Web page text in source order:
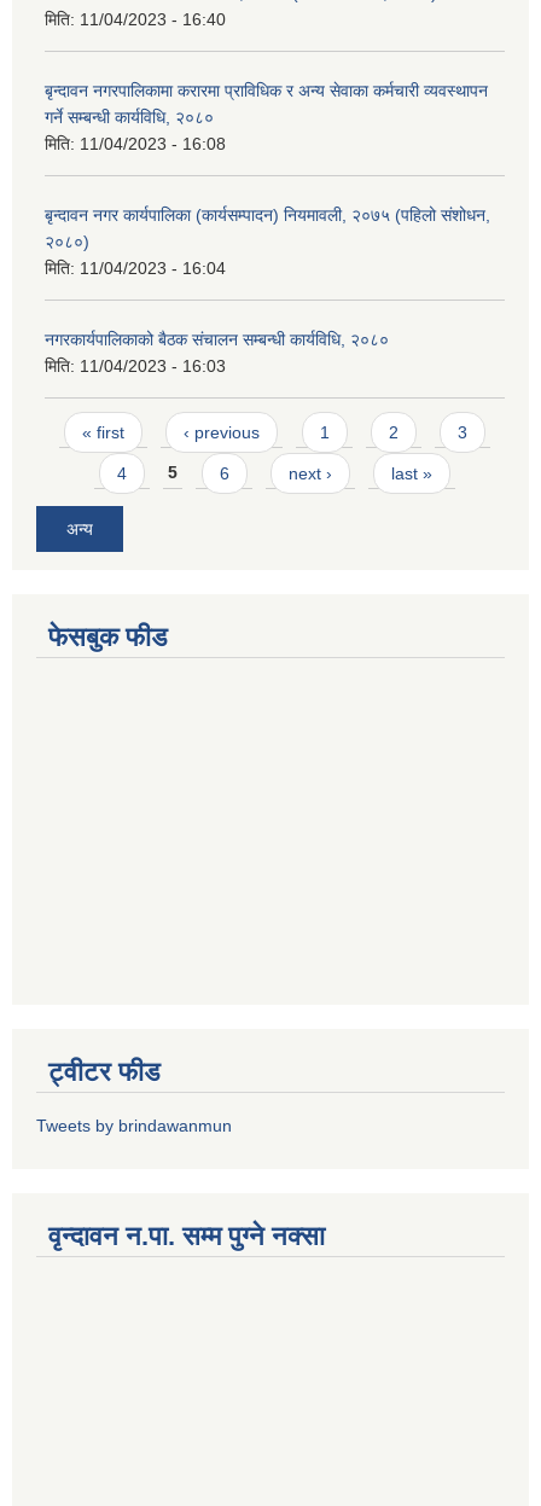
मिति: 11/04/2023 - 16:40
बृन्दावन नगरपालिकामा करारमा प्राविधिक र अन्य सेवाका कर्मचारी व्यवस्थापन
गर्ने सम्बन्धी कार्यविधि, २०८०
मिति: 11/04/2023 - 16:08
बृन्दावन नगर कार्यपालिका (कार्यसम्पादन) नियमावली, २०७५ (पहिलो संशोधन,
२०८०)
मिति: 11/04/2023 - 16:04
नगरकार्यपालिकाको बैठक संचालन सम्बन्धी कार्यविधि, २०८०
मिति: 11/04/2023 - 16:03
Pages
« first ‹ previous 1 2 3
4 5 6 next › last »
अन्य
फेसबुक फीड
ट्वीटर फीड
Tweets by brindawanmun
वृन्दावन न.पा. सम्म पुग्ने नक्सा